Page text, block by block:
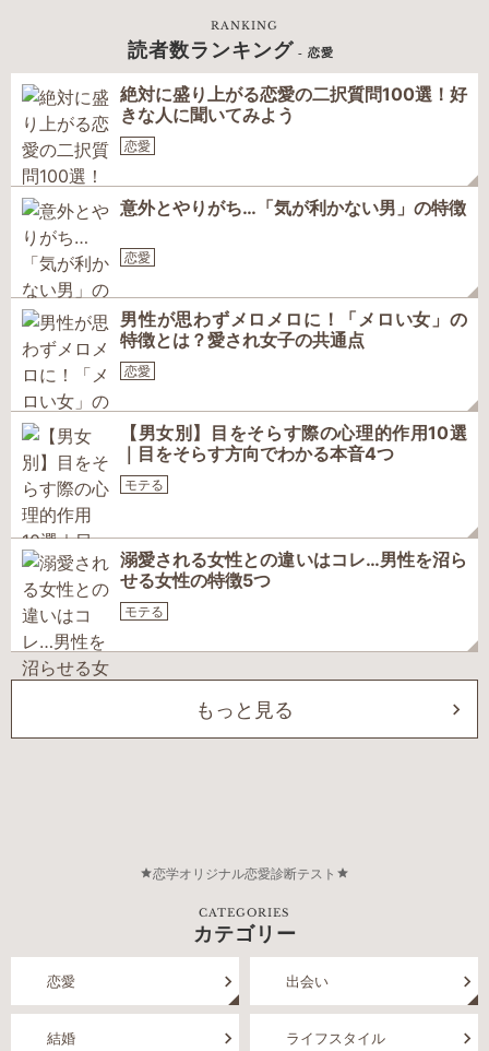
RANKING
読者数ランキング - 恋愛
絶対に盛り上がる恋愛の二択質問100選！好
きな人に聞いてみよう
恋愛
意外とやりがち…「気が利かない男」の特徴
恋愛
男性が思わずメロメロに！「メロい女」の
特徴とは？愛され女子の共通点
恋愛
【男女別】目をそらす際の心理的作用10選
｜目をそらす方向でわかる本音4つ
モテる
溺愛される女性との違いはコレ…男性を沼ら
せる女性の特徴5つ
モテる
もっと見る
恋学オリジナル恋愛診断テスト
CATEGORIES
カテゴリー
恋愛 出会い
結婚 ライフスタイル